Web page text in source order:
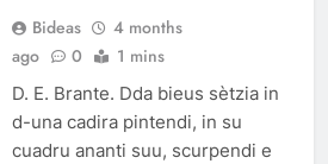
Bideas
4 months
ago
0 1 mins
D. E. Brante. Dda bieus sètzia in
d-una cadira pintendi, in su
cuadru ananti suu, scurpendi e